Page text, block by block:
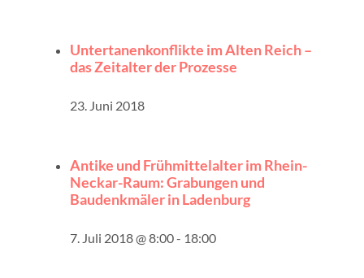
Untertanenkonflikte im Alten Reich –
das Zeitalter der Prozesse
23. Juni 2018
Antike und Frühmittelalter im Rhein-
Neckar-Raum: Grabungen und
Baudenkmäler in Ladenburg
7. Juli 2018 @ 8:00- 18:00